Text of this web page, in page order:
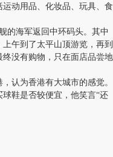
动用品、化妆品、玩具、食
海军返回中环码头。其中
午到了太平山顶游览，再到
没有购物，只在面店品尝地
为香港有大城市的感觉。
鞋是否较便宜，他笑言“还